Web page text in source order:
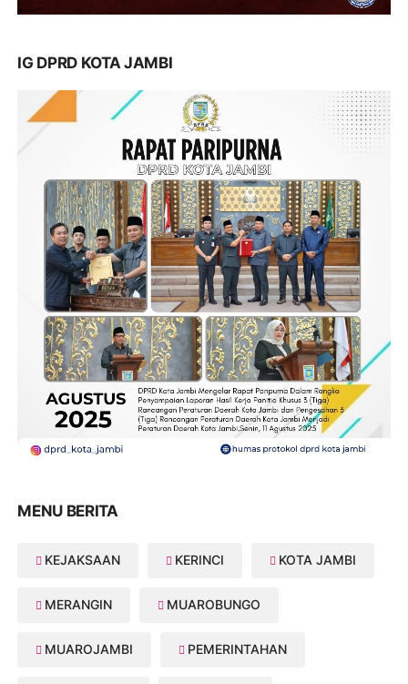
IG DPRD KOTA JAMBI
MENU BERITA
KEJAKSAAN KERINCI KOTA JAMBI
MERANGIN MUAROBUNGO
MUAROJAMBI PEMERINTAHAN